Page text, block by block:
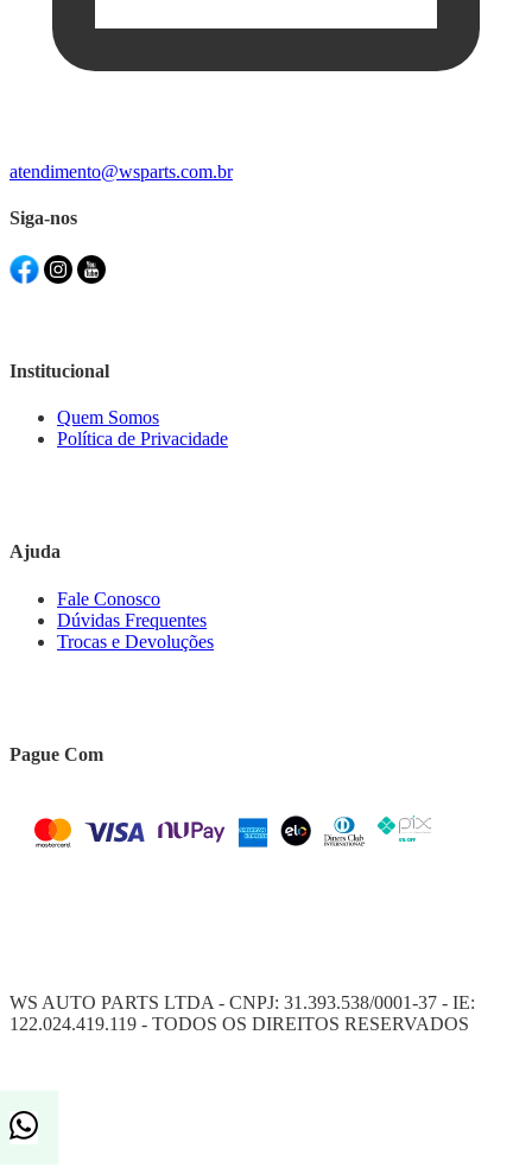
atendimento@wsparts.com.br
Siga-nos
Institucional
Quem Somos
Política de Privacidade
Ajuda
Fale Conosco
Dúvidas Frequentes
Trocas e Devoluções
Pague Com
WS AUTO PARTS LTDA - CNPJ: 31.393.538/0001-37 - IE:
122.024.419.119 - TODOS OS DIREITOS RESERVADOS